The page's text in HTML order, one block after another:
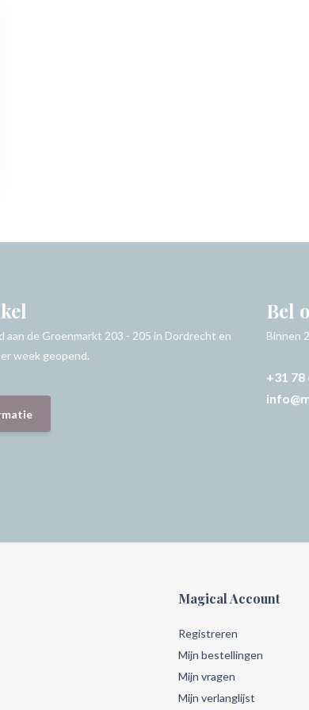
aan de Groenmarkt 203 - 205 in Dordrecht en
week geopend.
Bel
Binnen
+31 78
Magical Account
Registreren
Mijn bestellingen
Mijn vragen
Mijn verlanglijst